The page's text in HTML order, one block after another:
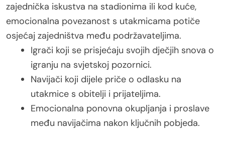
zajednička iskustva na stadionima ili kod kuće,
emocionalna povezanost s utakmicama potiče
osjećaj zajedništva među podržavateljima.
Igrači koji se prisjećaju svojih dječjih snova o
igranju na svjetskoj pozornici.
Navijači koji dijele priče o odlasku na
utakmice s obitelji i prijateljima.
Emocionalna ponovna okupljanja i proslave
među navijačima nakon ključnih pobjeda.